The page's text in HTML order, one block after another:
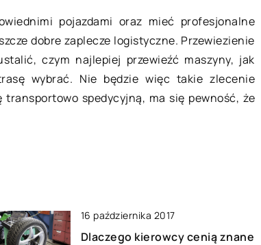
pojazdami oraz mieć profesjonalne
dobre zaplecze logistyczne. Przewiezienie
czym najlepiej przewieźć maszyny, jak
wybrać. Nie będzie więc takie zlecenie
spedycyjną, ma się pewność, że
16 października 2017
Dlaczego kierowcy cenią znane
Samochody ciężarowe stwarzają
możliwość sprawnego poruszania się
po drogach, nawet pomimo ich
dużych gabarytów. Obecnie
stosowane są nowoczesnego